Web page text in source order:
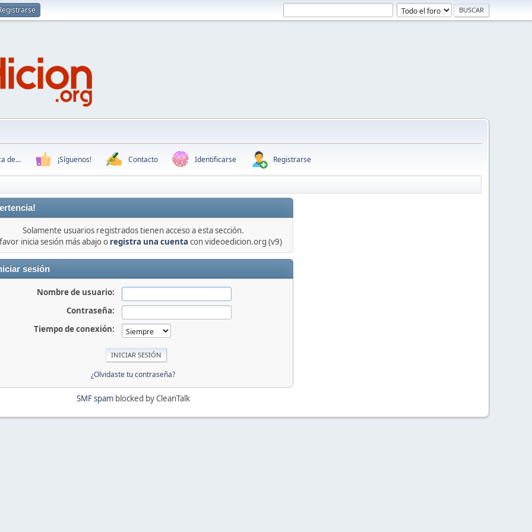
de... ¡Síguenos! Contacto Identificarse Registrarse
Solamente usuarios registrados tienen acceso a esta sección.
inicia sesión más abajo o registra una cuenta con videoedicion.org (v9)
sesión
Nombre de usuario:
Contraseña:
Tiempo de conexión:
¿Olvidaste tu contraseña?
SMF spamblocked by CleanTalk